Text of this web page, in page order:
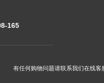
165
有任何购物问题请联系我们在线